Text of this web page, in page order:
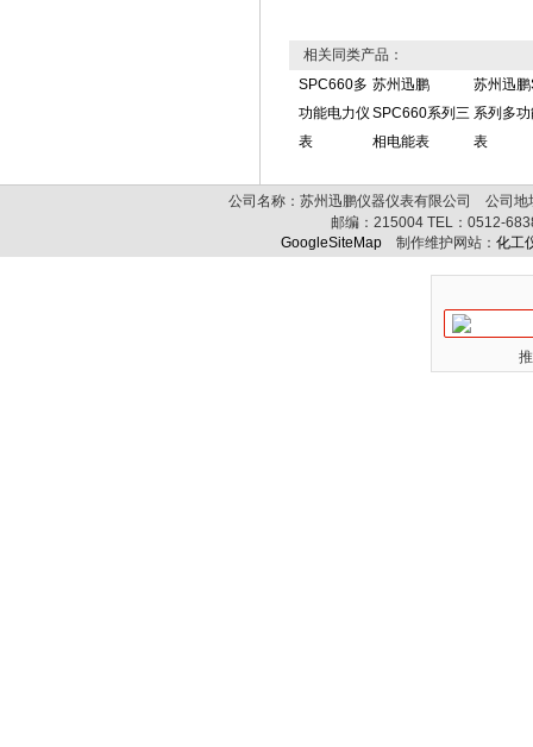
相关同类产品：
SPC660多
功能电力仪
表
苏州迅鹏
SPC660系列三
相电能表
苏州迅
系列多
表
公司名称：苏州迅鹏仪器仪表有限公司 公司
邮编： 215004 TEL： 0512-
GoogleSiteMap 制作维护网站： 化工